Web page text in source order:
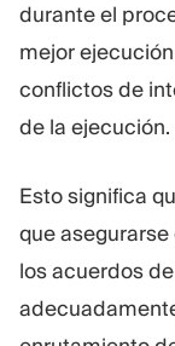
durante el
mejor
conflictos de
de la ejecución.
Esto significa
que
los acuerdos